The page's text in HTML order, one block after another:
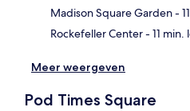
Madison Square Garden-
Rockefeller Center- 11 min.
Meer weergeven
Pod Times Square